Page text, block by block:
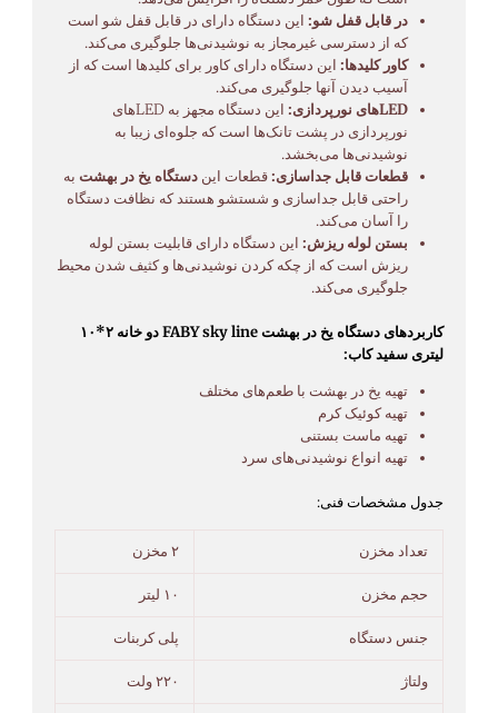
در قابل قفل شو: این دستگاه دارای در قابل قفل شو است
که از دسترسی غیرمجاز به نوشیدنی‌ها جلوگیری می‌کند.
کاور کلیدها: این دستگاه دارای کاور برای کلیدها است که از
آسیب دیدن آنها جلوگیری می‌کند.
LEDهای نورپردازی:
این دستگاه مجهز به LEDهای
نورپردازی در پشت تانک‌ها است که جلوه‌ای زیبا به
نوشیدنی‌ها می‌بخشد.
قطعات قابل جداسازی:قطعات ایندستگاه یخ در بهشت به
راحتی قابل جداسازی و شستشو هستند که نظافت دستگاه
را آسان می‌کند.
بستن لوله ریزش: این دستگاه دارای قابلیت بستن لوله
ریزش است که از چکه کردن نوشیدنی‌ها و کثیف شدن محیط
جلوگیری می‌کند.
کاربردهای دستگاه یخ در بهشت FABY sky line دو خانه ۲*۱۰
لیتری سفید کاب:
تهیه یخ در بهشت با طعم‌های مختلف
تهیه کوئیک کرم
تهیه ماست بستنی
تهیه انواع نوشیدنی‌های سرد
جدول مشخصات فنی:
تعداد مخزن ۲ مخزن
حجم مخزن ۱۰ لیتر
جنس دستگاه پلی کربنات
ولتاژ ۲۲۰ ولت